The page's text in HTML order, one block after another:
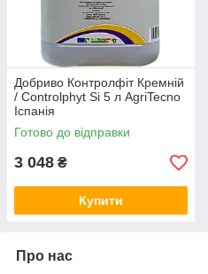
Добриво Контролфіт Кремній
/ Controlphyt Si 5 л AgriTecno
Іспанія
Готово до відправки
3 048 ₴
Купити
Про нас